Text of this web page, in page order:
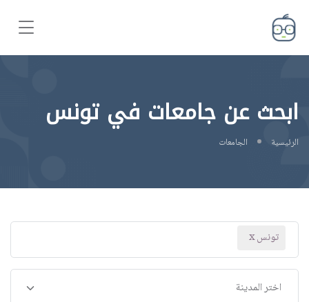
ابحث عن جامعات في تونس
الرئيسية الجامعات
تونس